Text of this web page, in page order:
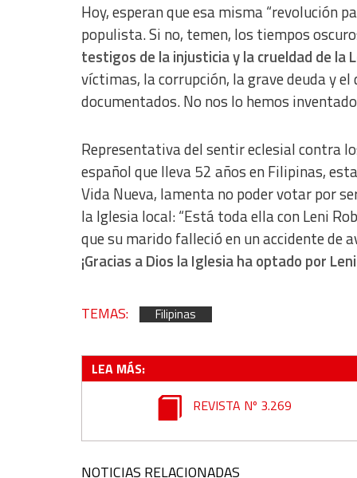
Hoy, esperan que esa misma “revolución
populista. Si no, temen, los tiempos
testigos de la injusticia y la crueldad de la
víctimas, la corrupción, la grave deuda y
documentados. No nos lo hemos
Representativa del sentir eclesial contra
español que lleva 52 años en Filipinas,
Vida Nueva, lamenta no poder votar por
la Iglesia local: “Está toda ella con Leni
que su marido falleció en un accidente de
¡Gracias a Dios la Iglesia ha optado por
TEMAS: Filipinas
LEA MÁS:
REVISTA Nº 3.269
NOTICIAS RELACIONADAS
Advertising